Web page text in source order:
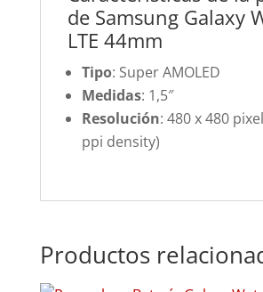
de Samsung Galaxy
LTE 44mm
Tipo: Super AMOLED
Medidas: 1,5″
Resolución: 480 x 480
ppi density)
Productos